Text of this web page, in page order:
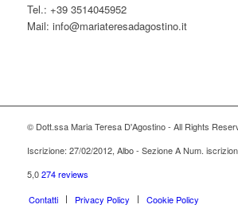
Tel.: +39 3514045952
Mail: info@mariateresadagostino.it
© Dott.ssa Maria Teresa D'Agostino - All Rights
Iscrizione: 27/02/2012, Albo - Sezione A Num.
5,0 274 reviews
Contatti
Privacy Policy Cookie Policy